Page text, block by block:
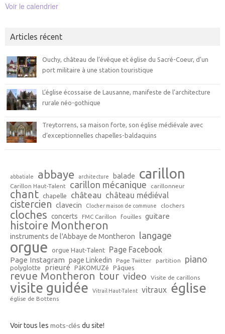
Voir le calendrier
Articles récent
Ouchy, château de l’évêque et église du Sacré-Coeur, d’un
port militaire à une station touristique
L’église écossaise de Lausanne, manifeste de l’architecture
rurale néo-gothique
Treytorrens, sa maison forte, son église médiévale avec
d’exceptionnelles chapelles-baldaquins
abbatiale abbaye architecture balade carillon
Carillon Haut-Talent carillon mécanique carillonneur
chant chapelle château château médiéval
cistercien clavecin Clocher maison de commune clochers
cloches concerts FMC Carillon fouilles guitare
histoire Montheron
instruments de l'Abbaye de Montheron langage
orgue orgue Haut-Talent Page Facebook
Page Instagram page Linkedin Page Twitter partition piano
polyglotte prieuré PâKOMUZé Pâques
revue Montheron tour video Visite de carillons
visite guidée Vitrail Haut-Talent vitraux église
église de Bottens
Voir tous les mots-clés du site!